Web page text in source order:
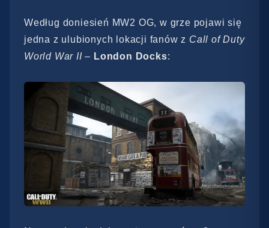
Według doniesień MW2 OG, w grze pojawi się
jedna z ulubionych lokacji fanów z Call of Duty
World War II– London Docks: